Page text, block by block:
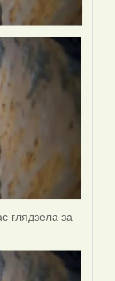
глядзела за